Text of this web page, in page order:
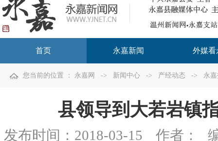
首页 永嘉新闻 外媒看
您当前的位置 ： 永嘉网 -> 新闻中心 -> 产经动态 -> 永
县领导到大若岩镇
发布时间： 2018-03-15 作者：